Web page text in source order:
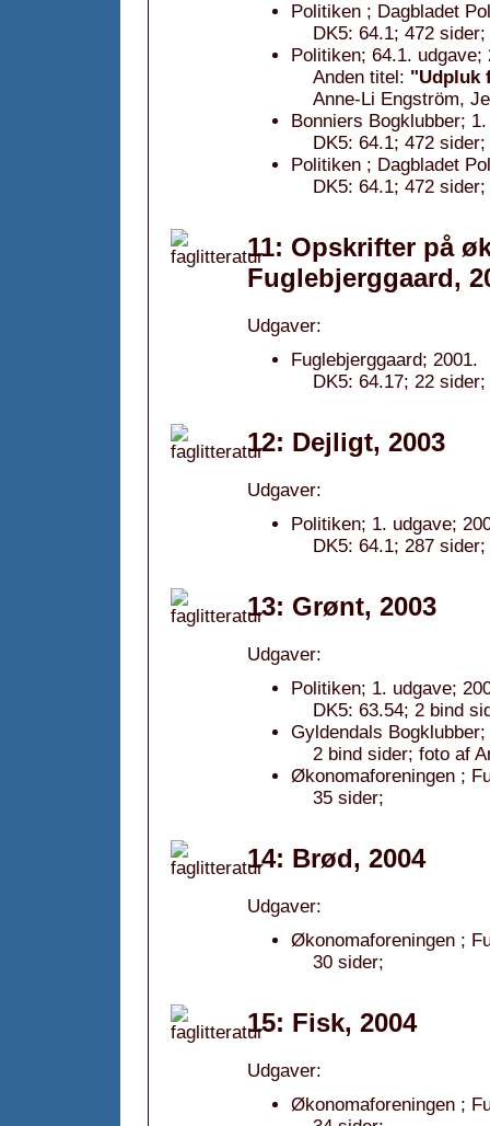
Politiken ; Dagbladet
DK5: 64.1; 472 sider;
Politiken; 64.1. udgave;
Anden titel: "Udpluk
Anne-Li Engström,
Bonniers Bogklubber;
DK5: 64.1; 472 sider;
Politiken ; Dagbladet
DK5: 64.1; 472 sider;
11: Opskrifter på
Fuglebjerggaard,
Udgaver:
Fuglebjerggaard; 2001.
DK5: 64.17; 22 sider;
12: Dejligt, 2003
Udgaver:
Politiken; 1. udgave;
DK5: 64.1; 287 sider;
13: Grønt, 2003
Udgaver:
Politiken; 1. udgave;
DK5: 63.54; 2 bind
Gyldendals
2 bind sider; foto af
Økonomaforeningen ;
35 sider;
14: Brød, 2004
Udgaver:
Økonomaforeningen ;
30 sider;
15: Fisk, 2004
Udgaver:
Økonomaforeningen ;